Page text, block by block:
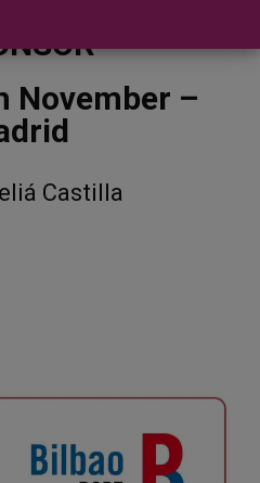
November –
Castilla